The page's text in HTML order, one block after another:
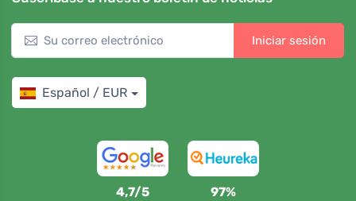
Iniciar sesión
Español / EUR
4,7/5 97%